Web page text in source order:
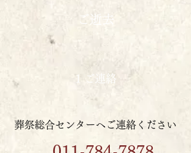
ご逝去
1 ご連絡
葬祭総合センターへご連絡ください